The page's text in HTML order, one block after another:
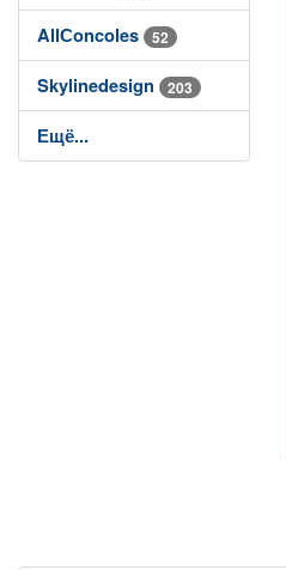
AllСoncoles 52
Skylinedesign 203
Ещё...